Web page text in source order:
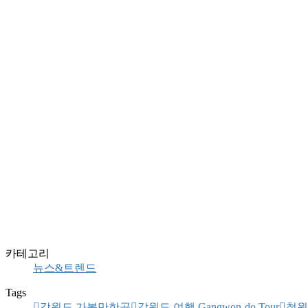
카테고리
뉴스&트렌드
Tags